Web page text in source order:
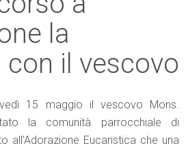
la
il vescovo
15 maggio il vescovo Mons.
la comunità parrocchiale di
all’Adorazione Eucaristica che una